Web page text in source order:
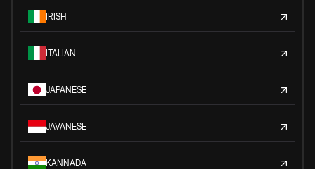
IRISH
ITALIAN
JAPANESE
JAVANESE
KANNADA